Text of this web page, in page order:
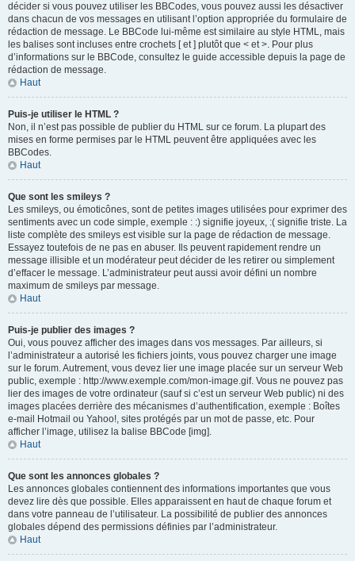
décider si vous pouvez utiliser les BBCodes, vous pouvez aussi les désactiver
dans chacun de vos messages en utilisant l’option appropriée du formulaire de
rédaction de message. Le BBCode lui-même est similaire au style HTML, mais
les balises sont incluses entre crochets [ et ] plutôt que < et >. Pour plus
d’informations sur le BBCode, consultez le guide accessible depuis la page de
rédaction de message.
Haut
Puis-je utiliser le HTML ?
Non, il n’est pas possible de publier du HTML sur ce forum. La plupart des
mises en forme permises par le HTML peuvent être appliquées avec les
BBCodes.
Haut
Que sont les smileys ?
Les smileys, ou émoticônes, sont de petites images utilisées pour exprimer des
sentiments avec un code simple, exemple : :) signifie joyeux, :( signifie triste. La
liste complète des smileys est visible sur la page de rédaction de message.
Essayez toutefois de ne pas en abuser. Ils peuvent rapidement rendre un
message illisible et un modérateur peut décider de les retirer ou simplement
d’effacer le message. L’administrateur peut aussi avoir défini un nombre
maximum de smileys par message.
Haut
Puis-je publier des images ?
Oui, vous pouvez afficher des images dans vos messages. Par ailleurs, si
l’administrateur a autorisé les fichiers joints, vous pouvez charger une image
sur le forum. Autrement, vous devez lier une image placée sur un serveur Web
public, exemple : http://www.exemple.com/mon-image.gif. Vous ne pouvez pas
lier des images de votre ordinateur (sauf si c’est un serveur Web public) ni des
images placées derrière des mécanismes d’authentification, exemple : Boîtes
e-mail Hotmail ou Yahoo!, sites protégés par un mot de passe, etc. Pour
afficher l’image, utilisez la balise BBCode [img].
Haut
Que sont les annonces globales ?
Les annonces globales contiennent des informations importantes que vous
devez lire dès que possible. Elles apparaissent en haut de chaque forum et
dans votre panneau de l’utilisateur. La possibilité de publier des annonces
globales dépend des permissions définies par l’administrateur.
Haut